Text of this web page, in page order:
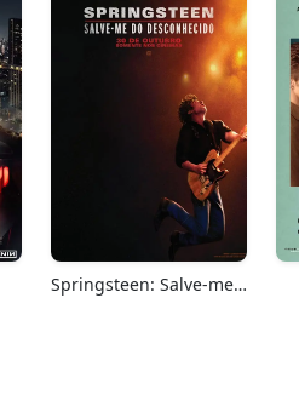
Springsteen: Salve-me Do Desconhecido